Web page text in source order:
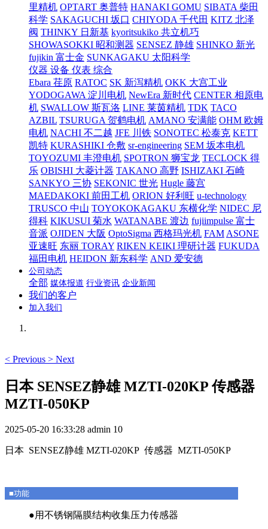
里精机 OPTART 奥普特 HANAKI GOMU SIBATA 柴田
科学 SAKAGUCHI 坂口 CHIYODA 千代田 KITZ 北泽
阀 THINKY 日新基 kyoritsukiko 共立机巧
SHOWASOKKI 昭和测器 SENSEZ 静雄 SHINKO 新光
fujikin 富士金 SUNKAGAKU 太阳科学
仪器 设备 仪表 综合
Ebara 荏原 RATOC SK 新泻精机 OKK 大宫工业
YODOGAWA 淀川电机 NewEra 新时代 CENTER 相原电
机 SWALLOW 斯瓦洛 LINE 莱茵精机 TDK TACO
AZBIL TSURUGA 贺鹤电机 AMANO 安满能 OHM 欧姆
电机 NACHI 不二越 JFE 川铁 SONOTEC 松泰克 KETT
凯特 KURASHIKI 仓敷 sr-engineering SEM 坂本电机
TOYOZUMI 丰澄电机 SPOTRON 狮宝龙 TECLOCK 得
乐 OBISHI 大菱计器 TAKANO 高野 ISHIZAKI 石崎
SANKYO 三协 SEKONIC 世光 Hugle 藤宫
MAEDAKOKI 前田工机 ORION 好利旺 u-technology
TRUSCO 中山 TOYOKOKAGAKU 东横化学 NIDEC 尼
得科 KIKUSUI 菊水 WATANABE 渡边 fujiimpulse 富士
音派 OJIDEN 大阪 OptoSigma 西格玛光机 FAM ASONE
亚速旺 东丽 TORAY RIKEN KEIKI 理研计器 FUKUDA
福田电机 HEIDON 新东科学 AND 爱安德
公司动态
全部 媒体报道 行业资讯 企业新闻
我们的客户
加入我们
< Previous > Next
日本 SENSEZ静雄 MZTI-020KP 传感器
MZTI-050KP
2025-05-20 16:33:28 admin 10
日本 SENSEZ静雄 MZTI-020KP 传感器 MZTI-050KP
■功能
●用不锈钢隔膜结构收集压力传感器